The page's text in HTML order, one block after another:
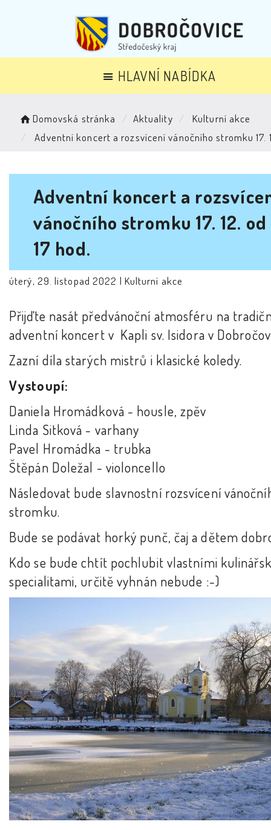
HLAVNÍ NABÍDKA
Domovská stránka Aktuality
Kulturní akce
Adventní koncert a rozsvícení vánočního stromku 17.
Adventní koncert a
vánočního stromku 17. 12. od
17 hod.
úterý, 29. listopad 2022 | Kulturní akce
Přijďte nasát předvánoční atmosféru na
adventní koncert v Kapli sv. Isidora v
Zazní díla starých mistrů i klasické koledy.
Vystoupí:
Daniela Hromádková - housle, zpěv
Linda Sitková - varhany
Pavel Hromádka - trubka
Štěpán Doležal - violoncello
Následovat bude slavnostní rozsvícení
stromku.
Bude se podávat horký punč, čaj a dětem
Kdo se bude chtít pochlubit vlastními
specialitami, určitě vyhnán nebude :-)